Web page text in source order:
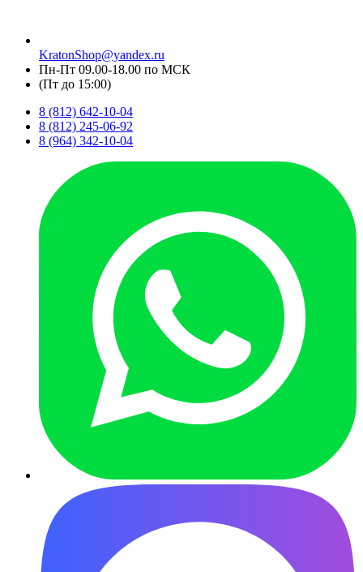
KratonShop@yandex.ru
Пн-Пт 09.00-18.00 по МСК
(Пт до 15:00)
8 (812) 642-10-04
8 (812) 245-06-92
8 (964) 342-10-04